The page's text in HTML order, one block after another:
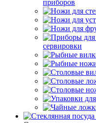
приборов
сервировки